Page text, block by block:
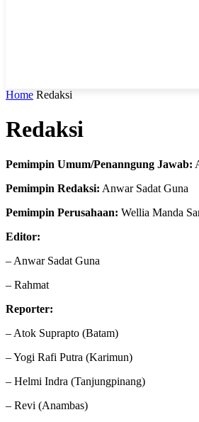
Home Redaksi
Redaksi
Pemimpin Umum/Penanngung Jawab:
Pemimpin Redaksi: Anwar Sadat Guna
Pemimpin Perusahaan: Wellia Manda
Editor:
– Anwar Sadat Guna
– Rahmat
Reporter:
– Atok Suprapto (Batam)
– Yogi Rafi Putra (Karimun)
– Helmi Indra (Tanjungpinang)
– Revi (Anambas)